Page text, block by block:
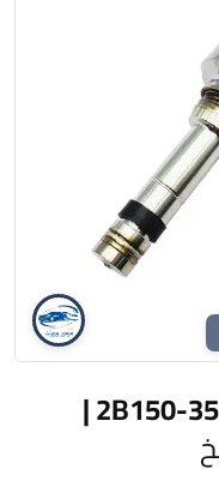
نوزل | هيونداي – كيا | 35310-2B150 |